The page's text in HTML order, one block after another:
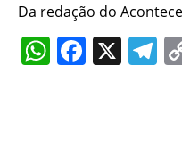
Da redação do
X